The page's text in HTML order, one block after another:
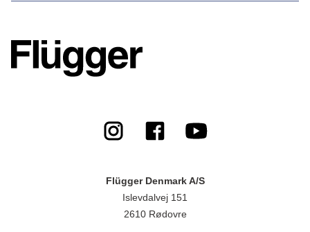
Flügger Denmark A/S
Islevdalvej 151
2610 Rødovre